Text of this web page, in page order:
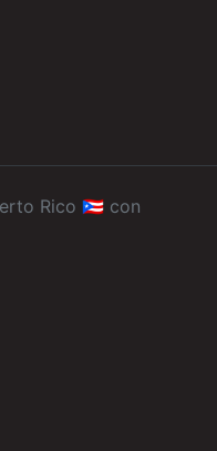
Rico 🇵🇷 con